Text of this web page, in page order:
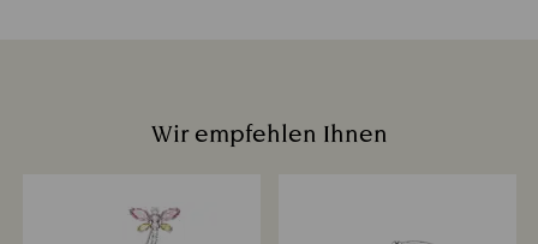
Wir empfehlen Ihnen